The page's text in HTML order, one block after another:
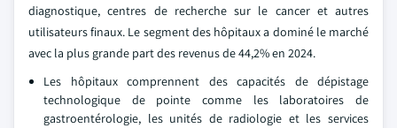
diagnostique, centres de recherche sur le cancer et autres
utilisateurs finaux. Le segment des hôpitaux a dominé le marché
avec la plus grande part des revenus de 44,2% en 2024.
Les hôpitaux comprennent des capacités de dépistage
technologique de pointe comme les laboratoires de
gastroentérologie, les unités de radiologie et les services